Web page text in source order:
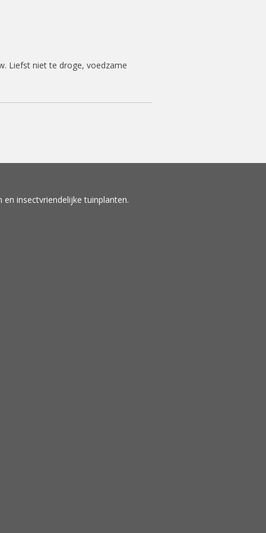
Liefst niet te droge, voedzame
insectvriendelijke tuinplanten.